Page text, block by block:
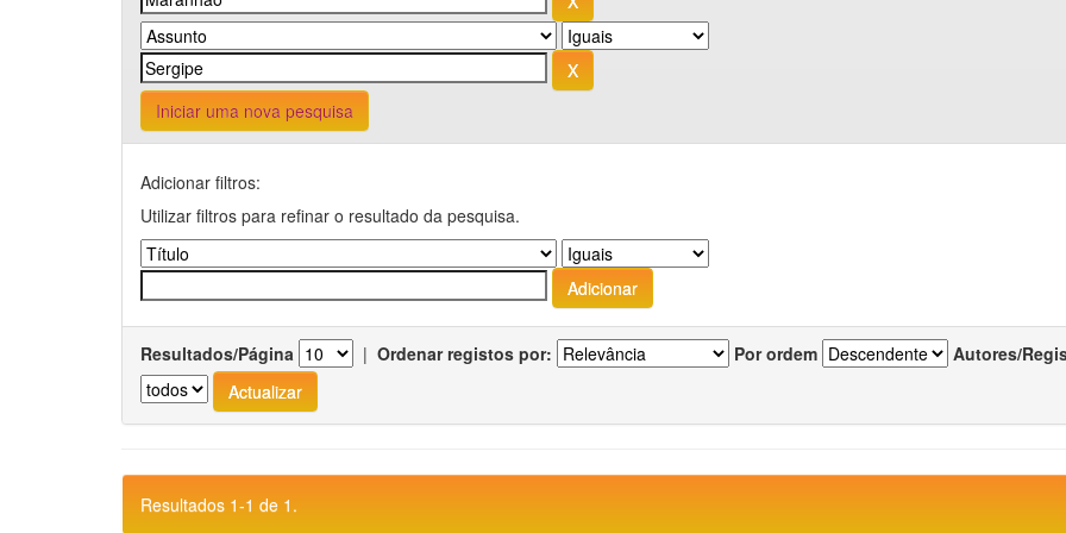
Iniciar uma nova pesquisa
Adicionar filtros:
Utilizar filtros para refinar o resultado da pesquisa.
Resultados/Página | Ordenar registos por: Por ordem Autores/
Resultados 1-1 de 1.